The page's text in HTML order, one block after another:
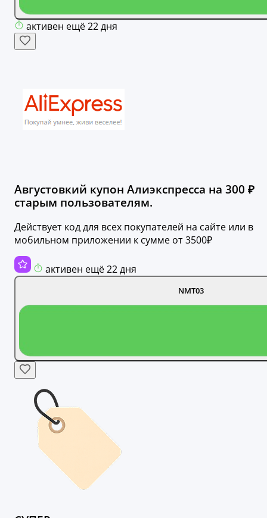
активен ещё 22 дня
Августовкий купон Алиэкспресса на 300 ₽
старым пользователям.
Действует код для всех покупателей на сайте или в
мобильном приложении к сумме от 3500₽
активен ещё 22 дня
NMT03